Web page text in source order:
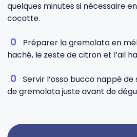
quelques minutes si nécessaire
cocotte.
Préparer la gremolata en
haché, le zeste de citron et l’ail
Servir l’osso bucco nappé
de gremolata juste avant de